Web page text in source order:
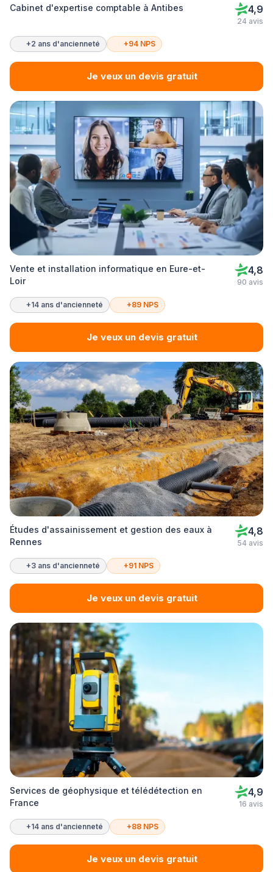
Cabinet d'expertise comptable à Antibes 4,9
24 avis
+2 ans d'ancienneté +94 NPS
Je veux un devis gratuit
Vente et installation informatique en Eure-et-
Loir
4,8
90 avis
+14 ans d'ancienneté +89 NPS
Je veux un devis gratuit
Études d'assainissement et gestion des eaux à
Rennes
4,8
54 avis
+3 ans d'ancienneté +91 NPS
Je veux un devis gratuit
Services de géophysique et télédétection en
France
4,9
16 avis
+14 ans d'ancienneté +88 NPS
Je veux un devis gratuit